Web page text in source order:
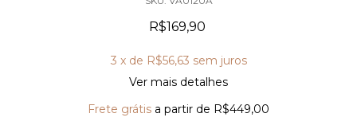
R$169,90
3 x de R$56,63 sem juros
Ver mais detalhes
Frete grátis a partir de R$449,00